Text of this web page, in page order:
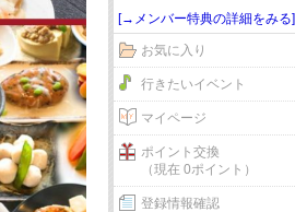
[→メンバー特典の詳細をみる]
お気に入り
行きたいイベント
マイページ
ポイント交換
（現在 0ポイント）
登録情報確認